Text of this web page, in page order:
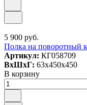
5 900 руб.
Полка на поворотный
Артикул: КГ058709
ВxШxГ: 63x450x450
В корзину